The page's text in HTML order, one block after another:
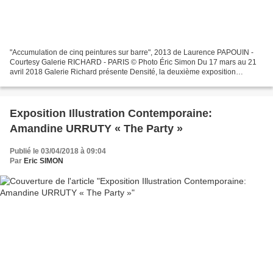
"Accumulation de cinq peintures sur barre", 2013 de Laurence PAPOUIN -
Courtesy Galerie RICHARD - PARIS © Photo Éric Simon Du 17 mars au 21
avril 2018 Galerie Richard présente Densité, la deuxième exposition
Exposition Illustration Contemporaine:
Amandine URRUTY « The Party »
Publié le 03/04/2018 à 09:04
Par Eric SIMON